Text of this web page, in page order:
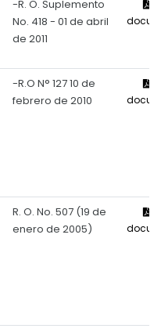
-R. O. Suplemento
No. 418 - 01 de abril
de 2011
-R.O N° 127 10 de
febrero de 2010
R. O. No. 507 (19 de
enero de 2005)